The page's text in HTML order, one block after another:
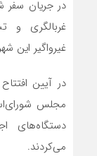
در جریان سفر
غربالگری و
غیرواگیر این
در آیین
مجلس
دستگاه‌های
می‌کردند.